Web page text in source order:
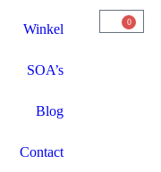
Winkel
SOA’s
Blog
Contact
0